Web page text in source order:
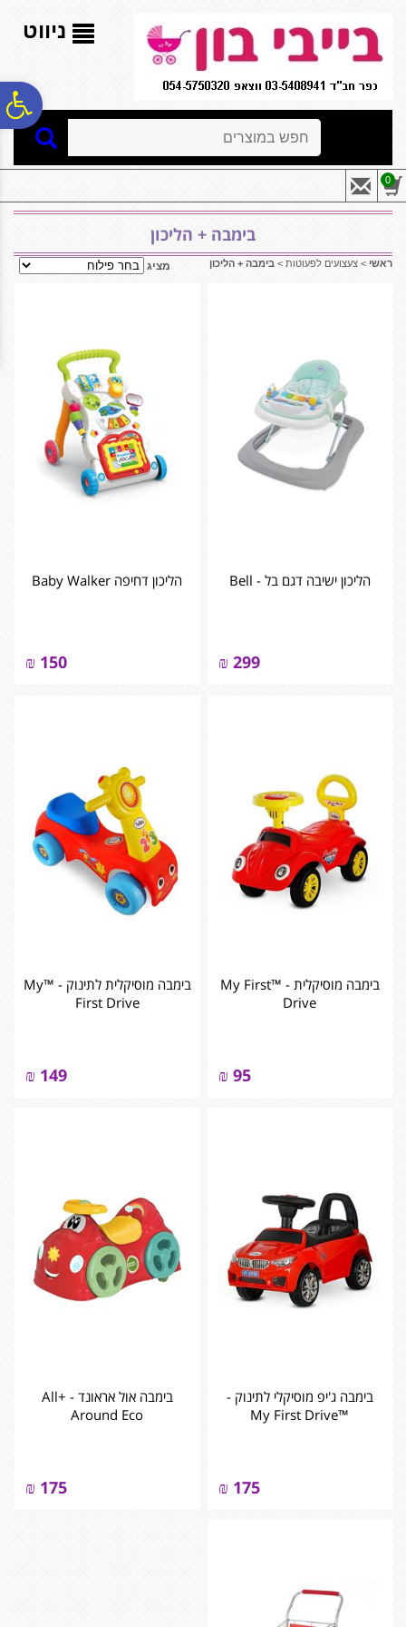
נגישות
אתר
המרכזי
ניווט
0
בימבה + הליכון
ראשי > צעצועים לפעוטות > בימבה + הליכון מציג
הליכון ישיבה דגם בל - Bell
299
₪
הליכון דחיפה Baby Walker
150
₪
בימבה מוסיקלית - ™My First
Drive
95
₪
בימבה מוסיקלית לתינוק - ™My
First Drive
149
₪
בימבה ג'יפ מוסיקלי לתינוק -
™My First Drive
175
₪
בימבה אול אראונד - +All
Around Eco
175
₪